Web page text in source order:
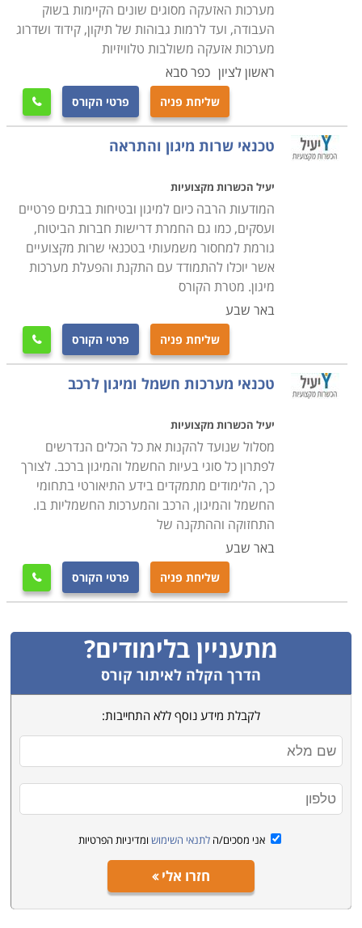
קורס מיגון ואבטחה נלמד במסגרת תכנית לימודים גמישה,
כאשר חשוב לוודא מראש כי מדובר במוסד לימודים אמין
ומקצועי וכי התעודה המתקבלת בסיום הקורס הינה מוכרת
בחברות המובילות בתחום, שכן מדובר בהשקעה של זמן
מערכות האזעקה מסוגים שונים הקיימות בשוק
העבודה, ועד לרמות גבוהות של תיקון, קידוד ושדרוג
מערכות אזעקה משולבות טלוויזיות
ראשון לציון כפר סבא
שליחת פניה פרטי הקורס 
טכנאי שרות מיגון והתראה
יעיל הכשרות מקצועיות
המודעות הרבה כיום למיגון ובטיחות בבתים פרטיים
ועסקים, כמו גם החמרת דרישות חברות הביטוח,
גורמת למחסור משמעותי בטכנאי שרות מקצועיים
אשר יוכלו להתמודד עם התקנת והפעלת מערכות
מיגון. מטרת הקורס
באר שבע
שליחת פניה פרטי הקורס 
טכנאי מערכות חשמל ומיגון לרכב
יעיל הכשרות מקצועיות
מסלול שנועד להקנות את כל הכלים הנדרשים
לפתרון כל סוגי בעיות החשמל והמיגון ברכב. לצורך
כך, הלימודים מתמקדים בידע התיאורטי בתחומי
החשמל והמיגון, הרכב והמערכות החשמליות בו.
התחזוקה וההתקנה של
באר שבע
שליחת פניה פרטי הקורס 
מתעניין בלימודים?
הדרך הקלה לאיתור קורס
לקבלת מידע נוסף ללא התחייבות:
אני מסכים/ה לתנאי השימוש ומדיניות הפרטיות
חזרו אלי